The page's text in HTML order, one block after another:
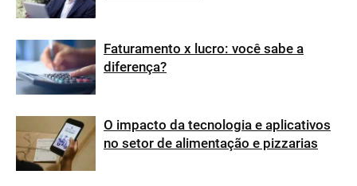
Faturamento x lucro: você sabe a
diferença?
O impacto da tecnologia e aplicativos
no setor de alimentação e pizzarias